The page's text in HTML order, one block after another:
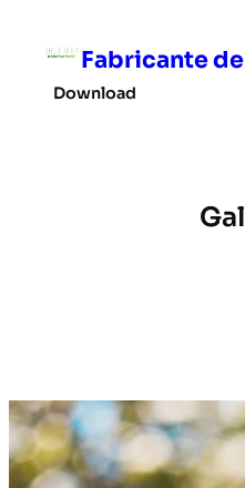
para
conteúdo
Fabricante
Download